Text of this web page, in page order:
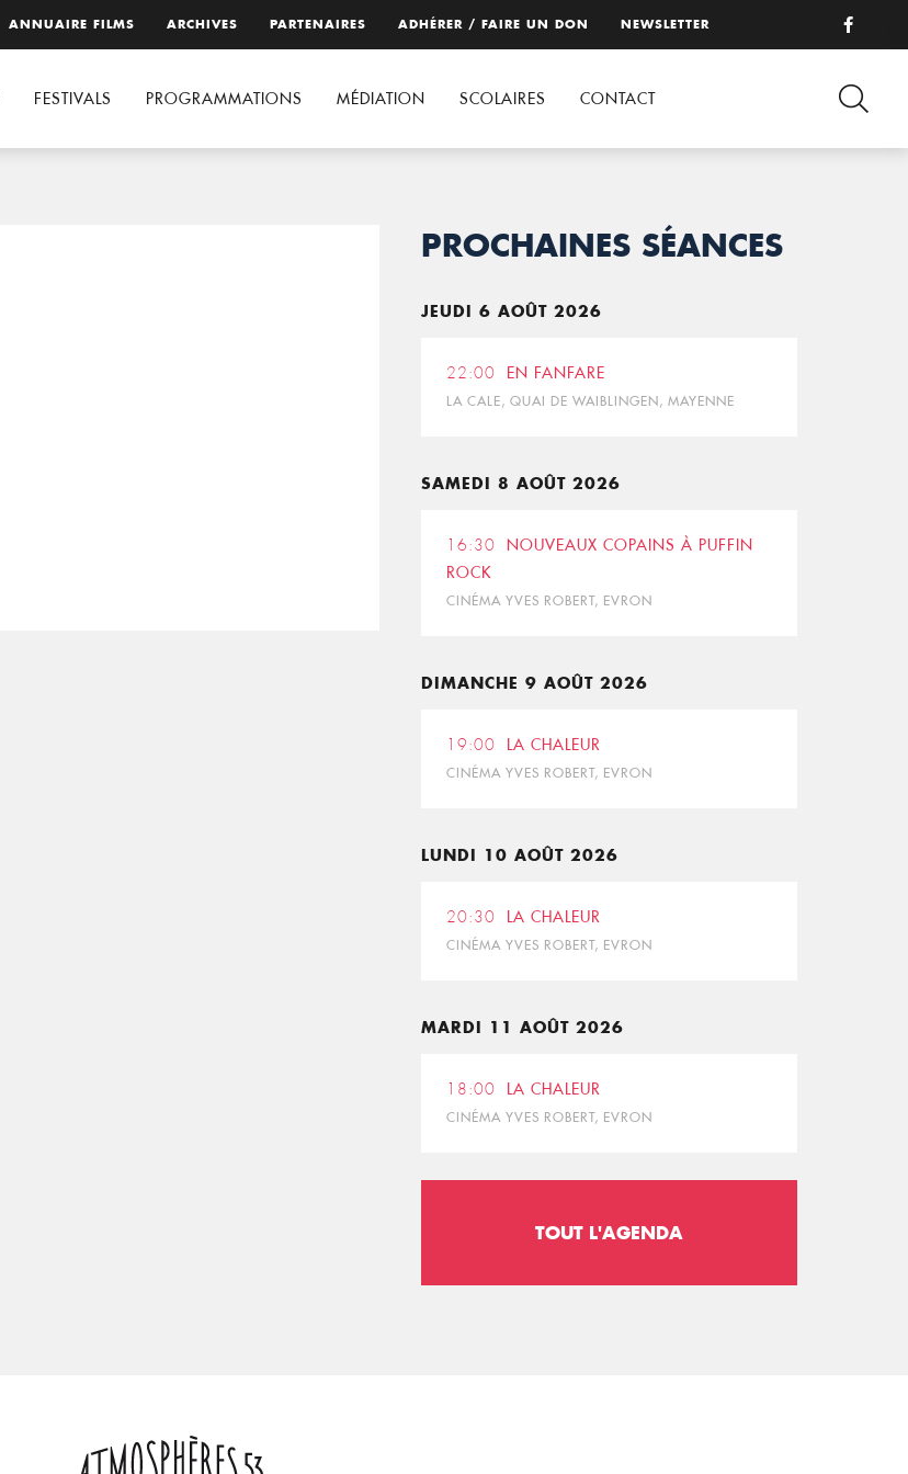
ANNUAIRE FILMS ARCHIVES PARTENAIRES ADHÉRER / FAIRE UN DON NEWSLETTER
FESTIVALS PROGRAMMATIONS MÉDIATION SCOLAIRES CONTACT
PROCHAINES SÉANCES
JEUDI 6 AOÛT 2026
22:00 EN FANFARE
LA CALE, QUAI DE WAIBLINGEN, MAYENNE
SAMEDI 8 AOÛT 2026
16:30
NOUVEAUX COPAINS À PUFFIN
ROCK
CINÉMA YVES ROBERT, EVRON
DIMANCHE 9 AOÛT 2026
19:00 LA CHALEUR
CINÉMA YVES ROBERT, EVRON
LUNDI 10 AOÛT 2026
20:30 LA CHALEUR
CINÉMA YVES ROBERT, EVRON
MARDI 11 AOÛT 2026
18:00 LA CHALEUR
CINÉMA YVES ROBERT, EVRON
TOUT L'AGENDA